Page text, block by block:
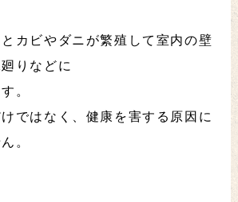
カビやダニが繁殖して室内の壁
りなどに
。
ではなく、健康を害する原因に
。